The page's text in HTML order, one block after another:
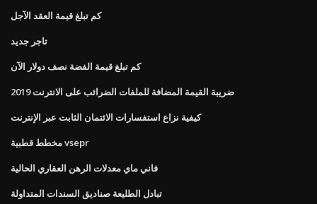
كم تبلغ قيمة العقد الآجل
تاجر جديد
كم تبلغ قيمة الفضة نصف دولار الآن
ضريبة القيمة المضافة للملفات الضرائب على الانترنت 2019
كيفية نزاع استفسارات الائتمان الثابت عبر الإنترنت
مخطط قطبية vsepr
فاني ماي معدلات الرهن العقاري الحالية
تبادل الطليعة صناديق السندات المتداولة